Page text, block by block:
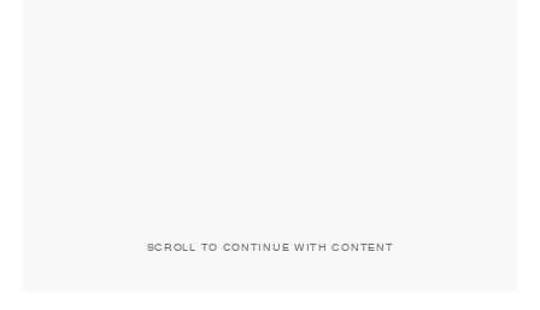
SCROLL TO CONTINUE WITH CONTENT